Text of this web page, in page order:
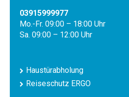
03915999977
Mo.-Fr. 09:00 – 18:00 Uhr
Sa. 09:00 – 12:00 Uhr
Haustürabholung
Reiseschutz ERGO